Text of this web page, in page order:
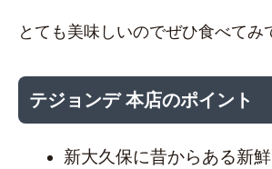
とても美味しいのでぜひ食べてみ
テジョンデ 本店のポイント
新大久保に昔からある新